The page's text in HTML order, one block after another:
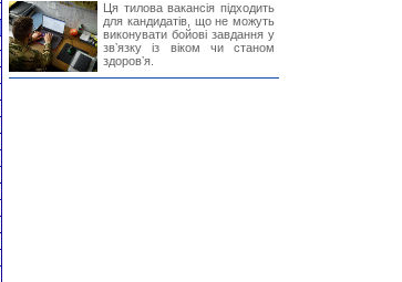
Ця тилова вакансія підходить
для кандидатів, що не можуть
виконувати бойові завдання у
звʼязку із віком чи станом
здоровʼя.